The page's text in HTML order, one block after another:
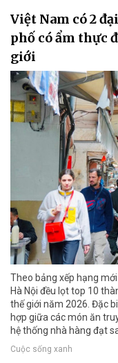
Việt Nam có 2
phố có ẩm thực
giới
Theo bảng xếp hạng
Hà Nội đều lọt top 10
thế giới năm 2026. Đặc
hợp giữa các món ăn
hệ thống nhà hàng đạt
Cuộc sống xanh